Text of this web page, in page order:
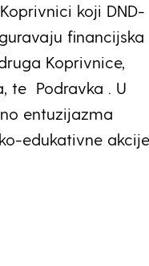
koji DND-
financijska
Koprivnice,
te Podravka . U
entuzijazma
edukativne